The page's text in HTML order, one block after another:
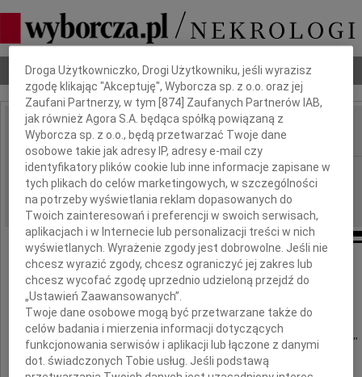
Nekrologi Odeszli Poradnik pogrzebowy
IMIĘ I NAZWISKO:
REGION: Łódź
DATA EMISJI: 03.01.2013
Wanda
bez Ciebie
"Kronika Powstania w Getcie Warszawskim..."
nie byłaby "wielkim" filmem.
Dbamy o Twoją prywatność
Droga Użytkowniczko, Drogi Użytkowniku, jeśli wyrazisz
zgodę klikając "Akceptuję", Wyborcza sp. z o.o. oraz jej
Zaufani Partnerzy, w tym [874 ] Zaufanych Partnerów IAB,
jak również Agora S.A. będąca spółką powiązaną z
Wyborcza sp. z o.o., będą przetwarzać Twoje dane
osobowe takie jak adresy IP, adresy e-mail czy
identyfikatory plików cookie lub inne informacje zapisane w
tych plikach do celów marketingowych, w szczególności
na potrzeby wyświetlania reklam dopasowanych do
Twoich zainteresowań i preferencji w swoich serwisach,
aplikacjach i w Internecie lub personalizacji treści w nich
wyświetlanych. Wyrażenie zgody jest dobrowolne. Jeśli nie
chcesz wyrazić zgody, chcesz ograniczyć jej zakres lub
chcesz wycofać zgodę uprzednio udzieloną przejdź do
„Ustawień Zaawansowanych”.
Twoje dane osobowe mogą być przetwarzane także do
celów badania i mierzenia informacji dotyczących
funkcjonowania serwisów i aplikacji lub łączone z danymi
dot. świadczonych Tobie usług. Jeśli podstawą